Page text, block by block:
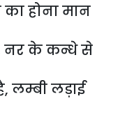
होना मान
नर के कन्धे से
, लम्बी लड़ाई